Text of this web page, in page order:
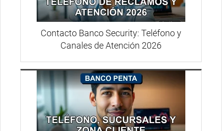
Contacto Banco Security: Teléfono y
Canales de Atención 2026